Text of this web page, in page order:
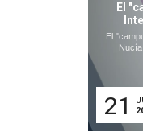
El
El
21